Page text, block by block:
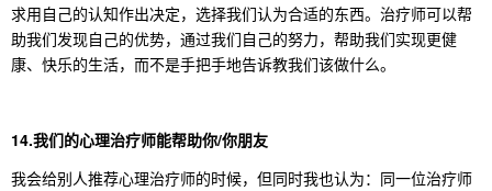
求用自己的认知作出决定，选择我们认为合适的东西。治疗师可以帮
助我们发现自己的优势，通过我们自己的努力，帮助我们实现更健
康、快乐的生活，而不是手把手地告诉教我们该做什么。
14.我们的心理治疗师能帮助你/你朋友
我会给别人推荐心理治疗师的时候，但同时我也认为：同一位治疗师